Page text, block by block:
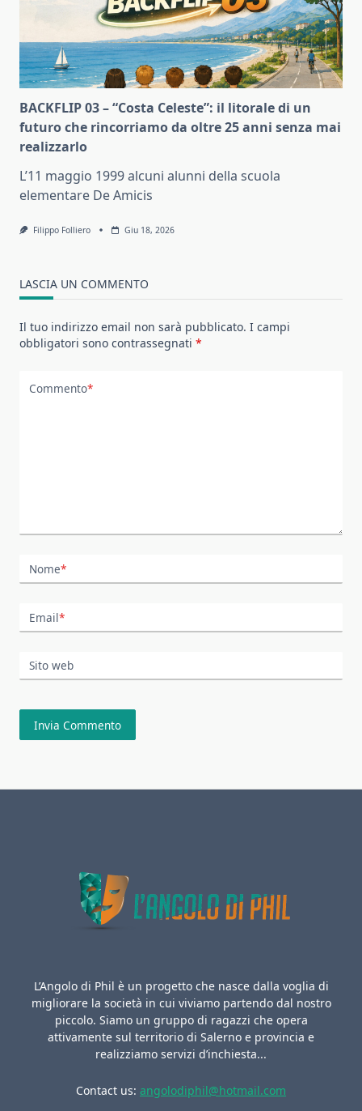
BACKFLIP 03 – “Costa Celeste”: il litorale di un
futuro che rincorriamo da oltre 25 anni senza mai
realizzarlo
L’11 maggio 1999 alcuni alunni della scuola
elementare De Amicis
Filippo Folliero Giu 18, 2026
LASCIA UN COMMENTO
Il tuo indirizzo email non sarà pubblicato. I campi
obbligatori sono contrassegnati *
Commento*
Nome*
Email*
Sito web
L’Angolo di Phil è un progetto che nasce dalla voglia di
migliorare la società in cui viviamo partendo dal nostro
piccolo. Siamo un gruppo di ragazzi che opera
attivamente sul territorio di Salerno e provincia e
realizziamo servizi d’inchiesta...
Contact us: angolodiphil@hotmail.com